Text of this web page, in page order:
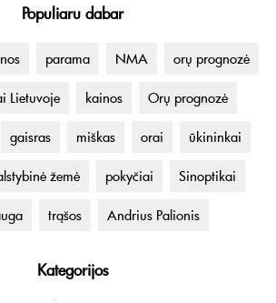
Populiaru dabar
parama NMA orų prognozė
Lietuvoje kainos Orų prognozė
gaisras miškas orai ūkininkai
žemė pokyčiai Sinoptikai
trąšos Andrius Palionis
Kategorijos